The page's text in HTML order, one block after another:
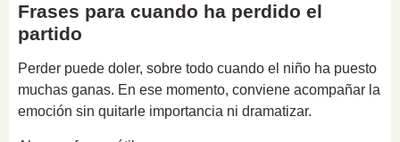
Frases para cuando ha perdido el
partido
Perder puede doler, sobre todo cuando el niño ha puesto
muchas ganas. En ese momento, conviene acompañar la
emoción sin quitarle importancia ni dramatizar.